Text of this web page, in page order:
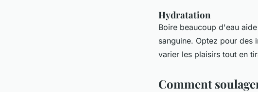
Hydratation
Boire beaucoup d'eau
sanguine. Optez pour des
varier les plaisirs tout en
Comment